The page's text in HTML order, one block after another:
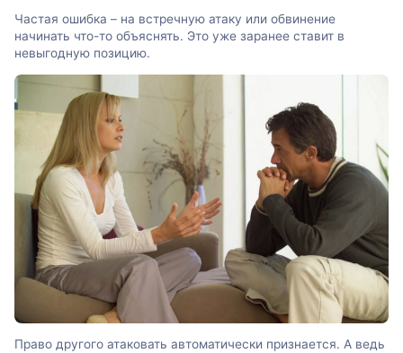
Частая ошибка – на встречную атаку или обвинение
начинать что-то объяснять. Это уже заранее ставит в
невыгодную позицию.
Право другого атаковать автоматически признается. А ведь